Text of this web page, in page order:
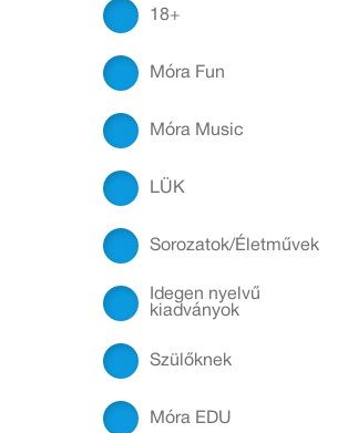
18+
Móra Fun
Móra Music
LÜK
Sorozatok/Életművek
Idegen nyelvű
kiadványok
Szülőknek
Móra EDU